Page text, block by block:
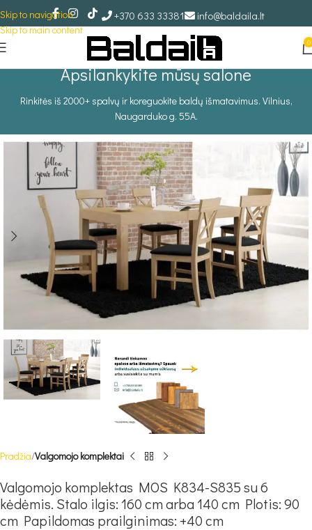
Skip to navigation
Skip to main content
+370 633 33381 info@baldaila.lt
0
Apsilankykite mūsų salone
Rinkitės iš 2000+ spalvų ir koreguokite baldų išmatavimus. Vilnius,
Naugarduko g. 55A.
Pradžia Valgomojo komplektai
Valgomojo komplektas MOS K834-S835 su 6
kėdėmis. Stalo ilgis: 160 cm arba 140 cm Plotis: 90
cm Papildomas prailginimas: +40 cm